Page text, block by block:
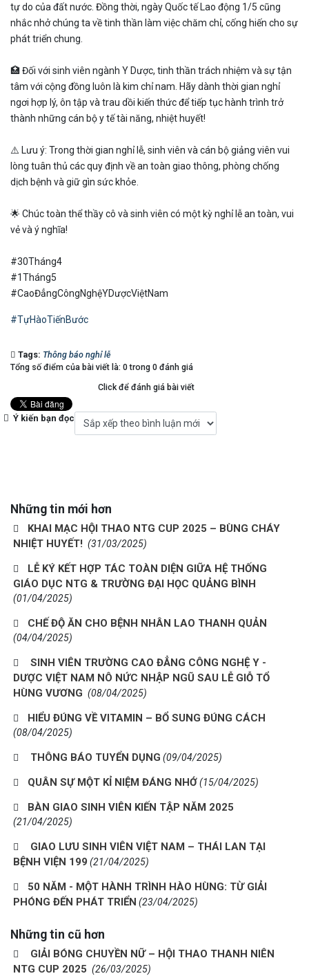
tự do của đất nước. Đồng thời, ngày Quốc tế Lao động 1/5 cũng
nhắc nhở chúng ta về tinh thần làm việc chăm chỉ, cống hiến cho sự
phát triển chung.
🏥 Đối với sinh viên ngành Y Dược, tinh thần trách nhiệm và sự tận
tâm với cộng đồng luôn là kim chỉ nam. Hãy dành thời gian nghỉ
ngơi hợp lý, ôn tập và trau dồi kiến thức để tiếp tục hành trình trở
thành những cán bộ y tế tài năng, nhiệt huyết!
⚠️ Lưu ý: Trong thời gian nghỉ lễ, sinh viên và cán bộ giảng viên vui
lòng tuân thủ các quy định về an toàn giao thông, phòng chống
dịch bệnh và giữ gìn sức khỏe.
🌟 Chúc toàn thể thầy cô và sinh viên có một kỳ nghỉ lễ an toàn, vui
vẻ và ý nghĩa!
#30Tháng4
#1Tháng5
#CaoĐẳngCôngNghệYDượcViệtNam
#TựHàoTiếnBước
Tags: Thông báo nghỉ lễ
Tổng số điểm của bài viết là: 0 trong 0 đánh giá
Click để đánh giá bài viết
Ý kiến bạn đọc
Những tin mới hơn
KHAI MẠC HỘI THAO NTG CUP 2025 – BÙNG CHÁY
NHIỆT HUYẾT! (31/03/2025)
LỄ KÝ KẾT HỢP TÁC TOÀN DIỆN GIỮA HỆ THỐNG
GIÁO DỤC NTG & TRƯỜNG ĐẠI HỌC QUẢNG BÌNH
(01/04/2025)
CHẾ ĐỘ ĂN CHO BỆNH NHÂN LAO THANH QUẢN
(04/04/2025)
SINH VIÊN TRƯỜNG CAO ĐẲNG CÔNG NGHỆ Y -
DƯỢC VIỆT NAM NÔ NỨC NHẬP NGŨ SAU LỄ GIỖ TỔ
HÙNG VƯƠNG (08/04/2025)
HIỂU ĐÚNG VỀ VITAMIN – BỔ SUNG ĐÚNG CÁCH
(08/04/2025)
THÔNG BÁO TUYỂN DỤNG (09/04/2025)
QUÂN SỰ MỘT KỈ NIỆM ĐÁNG NHỚ(15/04/2025)
BÀN GIAO SINH VIÊN KIẾN TẬP NĂM 2025
(21/04/2025)
GIAO LƯU SINH VIÊN VIỆT NAM – THÁI LAN TẠI
BỆNH VIỆN 199 (21/04/2025)
50 NĂM - MỘT HÀNH TRÌNH HÀO HÙNG: TỪ GIẢI
PHÓNG ĐẾN PHÁT TRIỂN (23/04/2025)
Những tin cũ hơn
GIẢI BÓNG CHUYỀN NỮ – HỘI THAO THANH NIÊN
NTG CUP 2025 (26/03/2025)